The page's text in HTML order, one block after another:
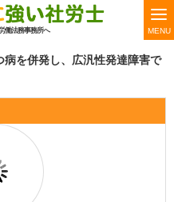
働法務事務所へ MENU
病を併発し、広汎性発達障害で